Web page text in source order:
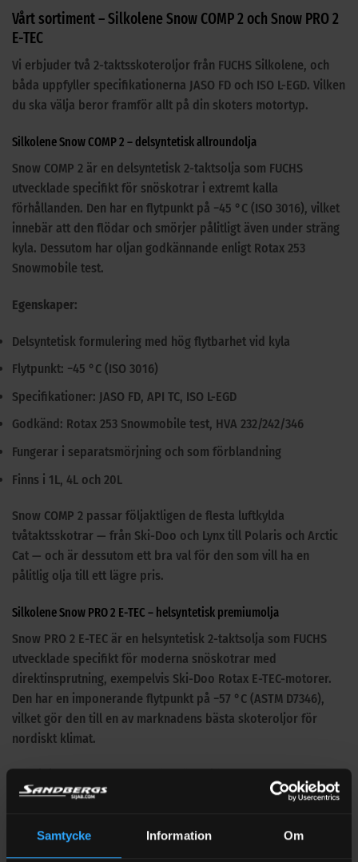
Samtycke Information Om
Vårt sortiment – Silkolene Snow COMP 2 och Snow PRO 2
E-TEC
Vi erbjuder två 2-taktsskoteroljor från FUCHS Silkolene, och
båda uppfyller specifikationerna JASO FD och ISO L-EGD. Vilken
du ska välja beror framför allt på din skoters motortyp.
Silkolene Snow COMP 2 – delsyntetisk allroundolja
Snow COMP 2 är en delsyntetisk 2-taktsolja som FUCHS
utvecklade specifikt för snöskotrar i extremt kalla
förhållanden. Den har en flytpunkt på −45 °C (ISO 3016), vilket
innebär att den flödar och smörjer pålitligt även under sträng
kyla. Dessutom har oljan godkännande enligt Rotax 253
Snowmobile test.
Egenskaper:
Delsyntetisk formulering med hög flytbarhet vid kyla
Flytpunkt: −45 °C (ISO 3016)
Specifikationer: JASO FD, API TC, ISO L-EGD
Godkänd: Rotax 253 Snowmobile test, HVA 232/242/346
Fungerar i separatsmörjning och som förblandning
Finns i 1L, 4L och 20L
Snow COMP 2 passar följaktligen de flesta luftkylda
tvåtaktsskotrar — från Ski-Doo och Lynx till Polaris och Arctic
Cat — och är dessutom ett bra val för den som vill ha en
pålitlig olja till ett lägre pris.
Silkolene Snow PRO 2 E-TEC – helsyntetisk premiumolja
Snow PRO 2 E-TEC är en helsyntetisk 2-taktsolja som FUCHS
utvecklade specifikt för moderna snöskotrar med
direktinsprutning, exempelvis Ski-Doo Rotax E-TEC-motorer.
Den har en imponerande flytpunkt på −57 °C (ASTM D7346),
vilket gör den till en av marknadens bästa skoteroljor för
nordiskt klimat.
vätskekylda 2-taktsmotorer — oavsett cylinderantal.
Egenskaper: